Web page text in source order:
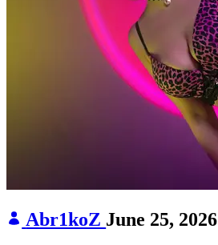
Abr1koZ June 25, 2026